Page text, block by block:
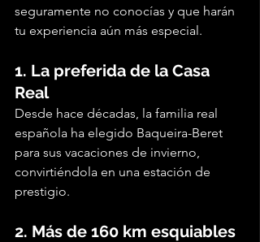
seguramente no conocías y que harán
tu experiencia aún más especial.
1. La preferida de la Casa
Real
Desde hace décadas, la familia real
española ha elegido Baqueira-Beret
para sus vacaciones de invierno,
convirtiéndola en una estación de
prestigio.
2. Más de 160 km esquiables